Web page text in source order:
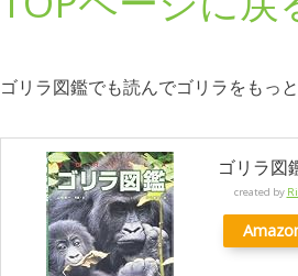
ゴリラ図鑑でも読んでゴリラをもっ
ゴリラ図
created by